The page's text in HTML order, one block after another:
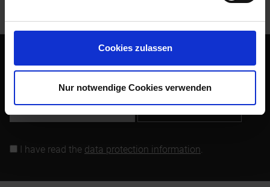
Cookies zulassen
Nur notwendige Cookies verwenden
Subscribe to the free newsletter and ensure that you will no
I have read the data protection information.